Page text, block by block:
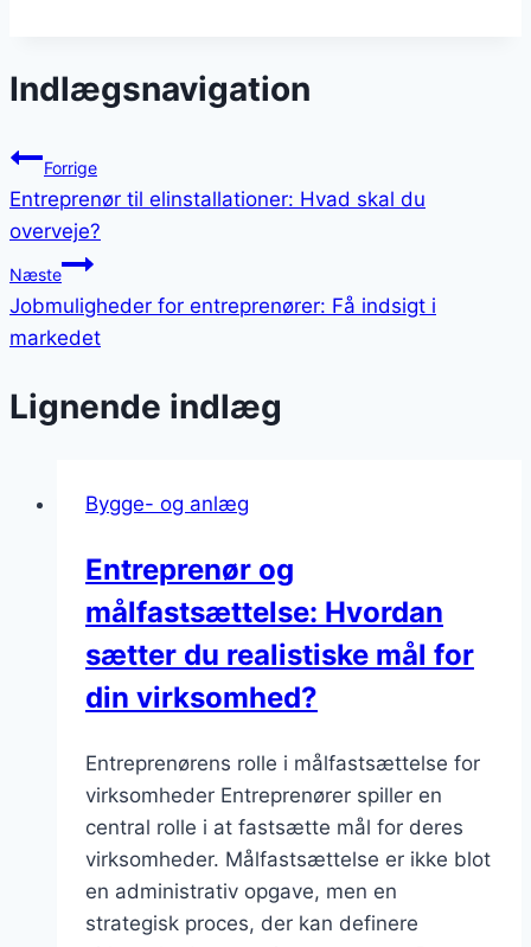
Indlægsnavigation
Forrige
Entreprenør til elinstallationer: Hvad skal du
overveje?
Næste
Jobmuligheder for entreprenører: Få indsigt i
markedet
Lignende indlæg
Bygge- og anlæg
Entreprenør og
målfastsættelse: Hvordan
sætter du realistiske mål for
din virksomhed?
Entreprenørens rolle i målfastsættelse for
virksomheder Entreprenører spiller en
central rolle i at fastsætte mål for deres
virksomheder. Målfastsættelse er ikke blot
en administrativ opgave, men en
strategisk proces, der kan definere